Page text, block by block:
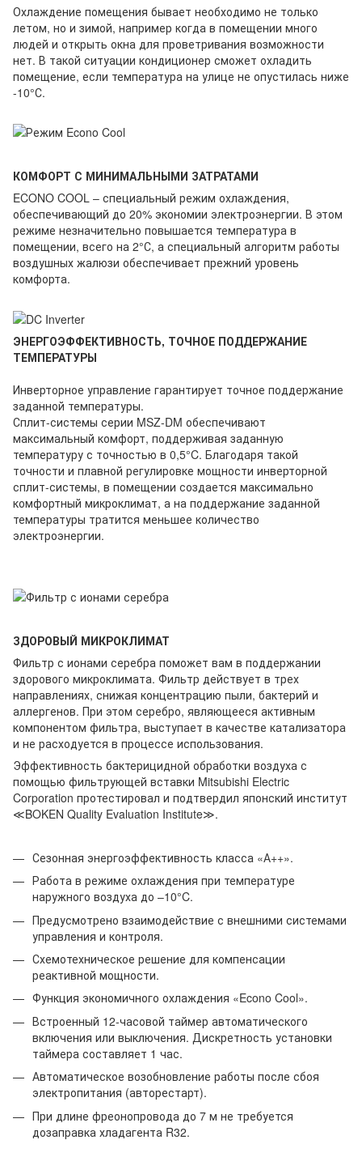
Охлаждение помещения бывает необходимо не только
летом, но и зимой, например когда в помещении много
людей и открыть окна для проветривания возможности
нет. В такой ситуации кондиционер сможет охладить
помещение, если температура на улице не опустилась ниже
-10°С.
КОМФОРТ С МИНИМАЛЬНЫМИ ЗАТРАТАМИ
ECONO COOL – специальный режим охлаждения,
обеспечивающий до 20% экономии электроэнергии. В этом
режиме незначительно повышается температура в
помещении, всего на 2°С, а специальный алгоритм работы
воздушных жалюзи обеспечивает прежний уровень
комфорта.
ЭНЕРГОЭФФЕКТИВНОСТЬ, ТОЧНОЕ ПОДДЕРЖАНИЕ
ТЕМПЕРАТУРЫ
Инверторное управление гарантирует точное поддержание
заданной температуры.
Сплит-системы серии MSZ-DM обеспечивают
максимальный комфорт, поддерживая заданную
температуру с точностью в 0,5°C. Благодаря такой
точности и плавной регулировке мощности инверторной
сплит-системы, в помещении создается максимально
комфортный микроклимат, а на поддержание заданной
температуры тратится меньшее количество
электроэнергии.
ЗДОРОВЫЙ МИКРОКЛИМАТ
Фильтр с ионами серебра поможет вам в поддержании
здорового микроклимата. Фильтр действует в трех
направлениях, снижая концентрацию пыли, бактерий и
аллергенов. При этом серебро, являющееся активным
компонентом фильтра, выступает в качестве катализатора
и не расходуется в процессе использования.
Эффективность бактерицидной обработки воздуха с
помощью фильтрующей вставки Mitsubishi Electric
Corporation протестировал и подтвердил японский институт
≪BOKEN Quality Evaluation Institute≫.
Сезонная энергоэффективность класса «А++».
Работа в режиме охлаждения при температуре
наружного воздуха до –10°C.
Предусмотрено взаимодействие с внешними системами
управления и контроля.
Схемотехническое решение для компенсации
реактивной мощности.
Функция экономичного охлаждения «Econo Cool».
Встроенный 12-часовой таймер автоматического
включения или выключения. Дискретность установки
таймера составляет 1 час.
Автоматическое возобновление работы после сбоя
электропитания (авторестарт).
При длине фреонопровода до 7 м не требуется
дозаправка хладагента R32.